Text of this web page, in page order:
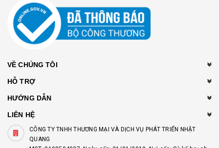
VỀ CHÚNG TÔI
HỖ TRỢ
HƯỚNG DẪN
LIÊN HỆ
CÔNG TY TNHH THƯƠNG MẠI VÀ DỊCH VỤ PHÁT TRIỂN NHẬT
QUANG